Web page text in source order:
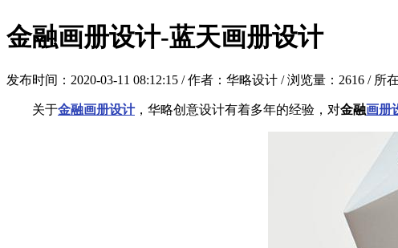
金融画册设计-蓝天画册设计
发布时间：2020-03-11 08:12:15 / 作者：华略设计 / 浏览量：2616 / 所
关于金融画册设计，华略创意设计有着多年的经验，对金融画册